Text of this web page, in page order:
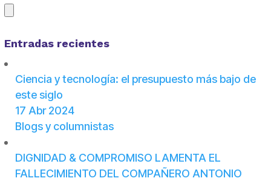
Entradas recientes
Ciencia y tecnología: el presupuesto más bajo de
este siglo
17 Abr 2024
Blogs y columnistas
DIGNIDAD & COMPROMISO LAMENTA EL
FALLECIMIENTO DEL COMPAÑERO ANTONIO